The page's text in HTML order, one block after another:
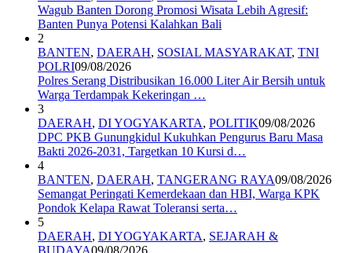
Wagub Banten Dorong Promosi Wisata Lebih Agresif:
Banten Punya Potensi Kalahkan Bali
2
BANTEN, DAERAH, SOSIAL MASYARAKAT, TNI
POLRI09/08/2026
Polres Serang Distribusikan 16.000 Liter Air Bersih untuk
Warga Terdampak Kekeringan …
3
DAERAH, DI YOGYAKARTA, POLITIK09/08/2026
DPC PKB Gunungkidul Kukuhkan Pengurus Baru Masa
Bakti 2026-2031, Targetkan 10 Kursi d…
4
BANTEN, DAERAH, TANGERANG RAYA09/08/2026
Semangat Peringati Kemerdekaan dan HBI, Warga KPK
Pondok Kelapa Rawat Toleransi serta…
5
DAERAH, DI YOGYAKARTA, SEJARAH &
BUDAYA09/08/2026